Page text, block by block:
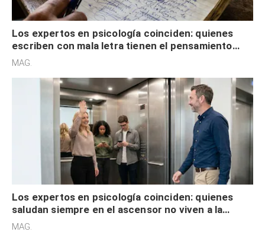
Los expertos en psicología coinciden: quienes
escriben con mala letra tienen el pensamiento
acelerado y no lo hacen por desinterés
MAG.
Los expertos en psicología coinciden: quienes
saludan siempre en el ascensor no viven a la
defensiva y tienen apertura social
MAG.